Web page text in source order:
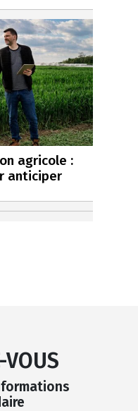
agricole :
anticiper
VOUS